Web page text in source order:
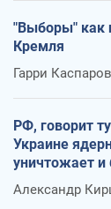
"Выборы" как
Кремля
Гарри Каспаров
РФ, говорит
Украине
уничтожает и
Александр